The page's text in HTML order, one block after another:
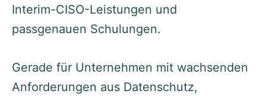
Interim-CISO-Leistungen und
passgenauen Schulungen.
Gerade für Unternehmen mit wachsenden
Anforderungen aus Datenschutz,